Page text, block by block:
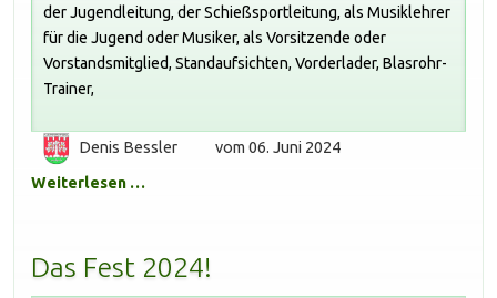
der Jugendleitung, der Schießsportleitung, als Musiklehrer
für die Jugend oder Musiker, als Vorsitzende oder
Vorstandsmitglied, Standaufsichten, Vorderlader, Blasrohr-
Trainer,
Denis Bessler vom 06. Juni 2024
Weiterlesen …
Das Fest 2024!